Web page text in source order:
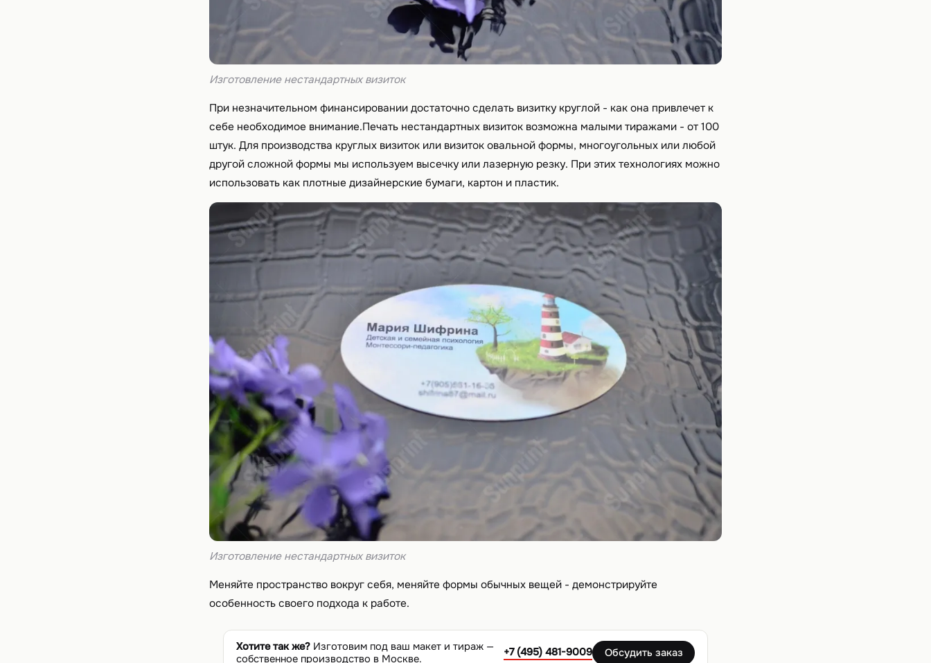
Изготовление нестандартных визиток
При незначительном финансировании достаточно сделать визитку круглой - как она привлечет к
себе необходимое внимание.Печать нестандартных визиток возможна малыми тиражами - от 100
штук. Для производства круглых визиток или визиток овальной формы, многоугольных или любой
другой сложной формы мы используем высечку или лазерную резку. При этих технологиях можно
использовать как плотные дизайнерские бумаги, картон и пластик.
Изготовление нестандартных визиток
Меняйте пространство вокруг себя, меняйте формы обычных вещей - демонстрируйте
особенность своего подхода к работе.
Хотите так же?Изготовим под ваш макет и тираж —
собственное производство в Москве.
+7 (495) 481-9009 Обсудить заказ